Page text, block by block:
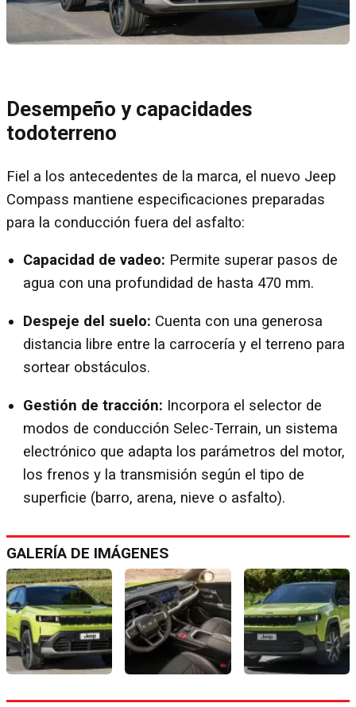
Desempeño y capacidades
todoterreno
Fiel a los antecedentes de la marca, el nuevo Jeep
Compass mantiene especificaciones preparadas
para la conducción fuera del asfalto:
Capacidad de vadeo: Permite superar pasos de
agua con una profundidad de hasta 470 mm.
Despeje del suelo: Cuenta con una generosa
distancia libre entre la carrocería y el terreno para
sortear obstáculos.
Gestión de tracción: Incorpora el selector de
modos de conducción Selec-Terrain, un sistema
electrónico que adapta los parámetros del motor,
los frenos y la transmisión según el tipo de
superficie (barro, arena, nieve o asfalto).
GALERÍA DE IMÁGENES